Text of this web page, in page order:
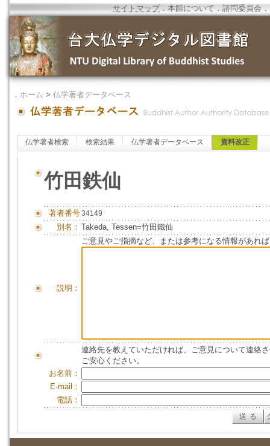
サイトマップ．本館について ．諮問委員会 ．
． ホーム > 仏学著者データベース
仏学著者検索 検索結果 仏学著者データベース 資料改正
竹田鉄仙
著者番号34149
別名： Takeda, Tessen=竹田鐵仙
説明：
ご意見やご指摘など、または参考になる情報があれ
連絡先を教えていただければ、ご意見について連絡
ご安心ください。
お名前：
E-mail：
電話：